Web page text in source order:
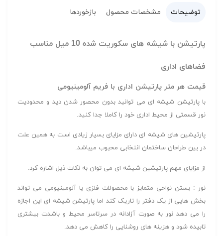
توضیحات مشخصات محصول بازخوردها
پارتیشن با شیشه های سکوریت شده 10 میل مناسب
فضاهای اداری
قیمت هر متر پارتیشن اداری با فریم آلومینیومی
با پارتیشن شیشه ای می توانید بدون محصور شدن دید و محدودیت
نور قسمتی از محیط اداری خود را کاملا جدا کنید.
پارتیشین های شیشه ای دارای مزایای بسیار زیادی است به همین علت
در بین طراحان ساختمان انتخابی محبوب میباشد.
از مزایای مهم پارتیشین شیشه ای می توان به نکات ذیل اشاره کرد.
نور : بستن نواحی متمایز با محصولات فلزی یا آلومینیومی می تواند
بخش هایی از یک دفتر را تاریک کند اما پارتیشن شیشه ای این اجازه
را می دهد نور به صورت آزادانه در سرتاسر محیط و باشدت بیشتری
تابیده شود و هزینه های روشنایی را کاهش می دهد.